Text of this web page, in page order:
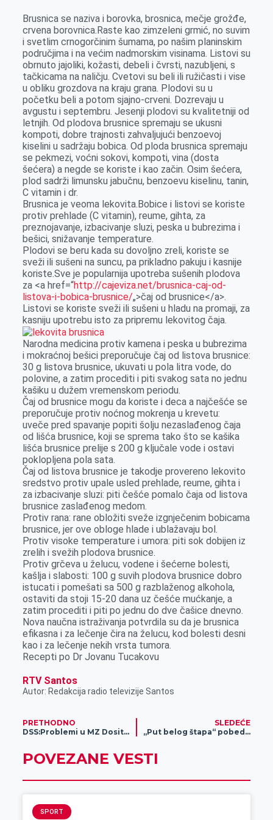
r
n
A
p
p
i
l
Brusnica se naziva i borovka, brosnica, mečje grožđe,
crvena borovnica.Raste kao zimzeleni grmić, no suvim
i svetlim crnogorčinim šumama, po našim planinskim
područjima i na većim nadmorskim visinama. Listovi su
obrnuto jajoliki, kožasti, debeli i čvrsti, nazubljeni, s
tačkicama na naličju. Cvetovi su beli ili ružičasti i vise
u obliku grozdova na kraju grana. Plodovi su u
početku beli a potom sjajno-crveni. Dozrevaju u
avgustu i septembru. Jesenji plodovi su kvalitetniji od
letnjih. Od plodova brusnice spremaju se ukusni
kompoti, dobre trajnosti zahvaljujući benzoevoj
kiselini u sadržaju bobica. Od ploda brusnica spremaju
se pekmezi, voćni sokovi, kompoti, vina (dosta
šećera) a negde se koriste i kao začin. Osim šećera,
plod sadrži limunsku jabučnu, benzoevu kiselinu, tanin,
C vitamin i dr.
Brusnica je veoma lekovita.Bobice i listovi se koriste
protiv prehlade (C vitamin), reume, gihta, za
preznojavanje, izbacivanje sluzi, peska u bubrezima i
bešici, snižavanje temperature.
Plodovi se beru kada su dovoljno zreli, koriste se
sveži ili sušeni na suncu, pa prikladno pakuju i kasnije
koriste.Sve je popularnija upotreba sušenih plodova
za <a href=“http://cajeviza.net/brusnica-caj-od-
listova-i-bobica-brusnice/„>čaj od brusnice</a>.
Listovi se koriste sveži ili sušeni u hladu na promaji, za
kasniju upotrebu isto za pripremu lekovitog čaja.
Narodna medicina protiv kamena i peska u bubrezima
i mokraćnoj bešici preporučuje čaj od listova brusnice:
30 g listova brusnice, ukuvati u pola litra vode, do
polovine, a zatim procediti i piti svakog sata no jednu
kašiku u dužem vremenskom periodu.
Čaj od brusnice mogu da koriste i deca a najčešće se
preporučuje protiv noćnog mokrenja u krevetu:
uveče pred spavanje popiti šolju nezaslađenog čaja
od lišća brusnice, koji se sprema tako što se kašika
lišća brusnice prelije s 200 g ključale vode i ostavi
poklopljena pola sata.
Čaj od listova brusnice je takodje provereno lekovito
sredstvo protiv upale usled prehlade, reume, gihta i
za izbacivanje sluzi: piti češće pomalo čaja od listova
brusnice zaslađenog medom.
Protiv rana: rane obložiti sveže izgnječenim bobicama
brusnice, jer ove obloge hlade i ublažavaju bol.
Protiv visoke temperature i umora: piti sok dobijen iz
zrelih i svežih plodova brusnice.
Protiv grčeva u želucu, vodene i šećerne bolesti,
kašlja i slabosti: 100 g suvih plodova brusnice dobro
istucati i pomešati sa 500 g razblaženog alkohola,
ostaviti da stoji 15-20 dana uz češće mućkanje, a
zatim procediti i piti po jednu do dve čašice dnevno.
Nova naučna istraživanja potvrdila su da je brusnica
efikasna i za lečenje čira na želucu, kod bolesti desni
kao i za lečenje nekih vrsta tumora.
Recepti po Dr Jovanu Tucakovu
RTV Santos
Autor: Redakcija radio televizije Santos
PRETHODNO
DSS:Problemi u MZ Dositej Obradović
SLEDEĆE
„Put belog štapa“ pobednik Guarana izazova
POVEZANE VESTI
SPORT